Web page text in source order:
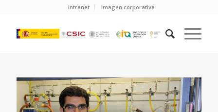
Intranet Imagen corporativa